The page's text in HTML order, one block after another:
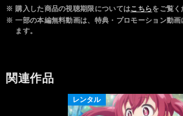
※ 購入した商品の視聴期限についてはこちらをご覧く
※ 一部の本編無料動画は、特典・プロモーション動画
ます。
関連作品
レンタル